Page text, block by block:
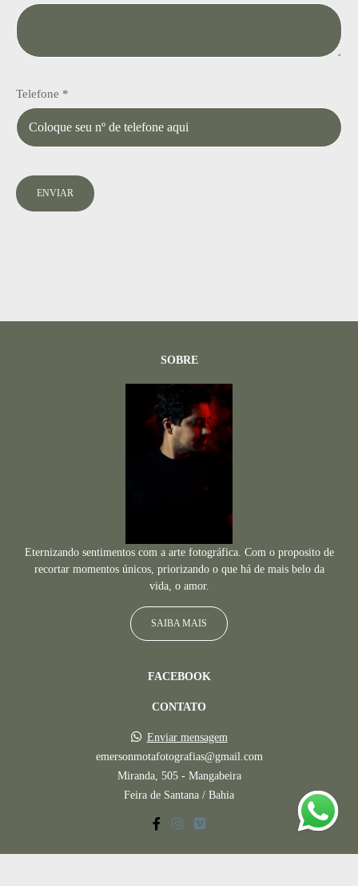
Telefone *
ENVIAR
SOBRE
Eternizando sentimentos com a arte fotográfica. Com o proposito de
recortar momentos únicos, priorizando o que há de mais belo da
vida, o amor.
SAIBA MAIS
FACEBOOK
CONTATO
Enviar mensagem
emersonmotafotografias@gmail.com
Miranda, 505 - Mangabeira
Feira de Santana / Bahia